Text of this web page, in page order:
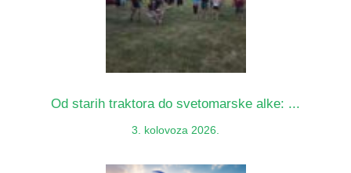
Od starih traktora do svetomarske alke: ...
3. kolovoza 2026.